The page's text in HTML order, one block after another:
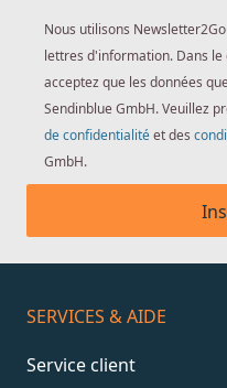
Nous utilisons
lettres d'information. Dans
acceptez que les données
Sendinblue GmbH. Veuillez
de confidentialitéet des
GmbH.
SERVICES & AIDE
Service client